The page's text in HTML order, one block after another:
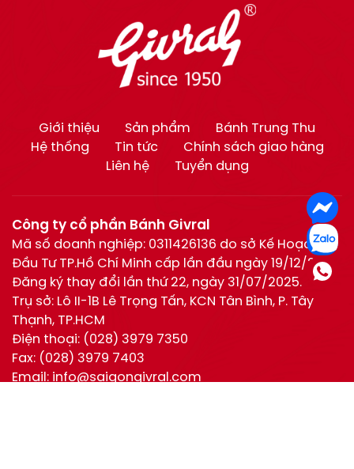
Giới thiệu Sản phẩm
Bánh Trung Thu
Hệ thống
Tin tức
Chính sách giao hàng
Liên hệ
Tuyển dụng
Công ty cổ phần Bánh Givral
Mã số doanh nghiệp: 0311426136 do sở Kế Hoạch và
Đầu Tư TP.Hồ Chí Minh cấp lần đầu ngày 19/12/2011.
Đăng ký thay đổi lần thứ 22, ngày 31/07/2025.
Trụ sở: Lô II-1B Lê Trọng Tấn, KCN Tân Bình, P. Tây
Thạnh, TP.HCM
Điện thoại: (028) 3979 7350
Fax: (028) 3979 7403
Email: info@saigongivral.com